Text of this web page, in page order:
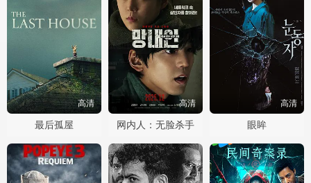
高清
最后孤屋
高清
网内人：无脸杀手
高清
眼眸